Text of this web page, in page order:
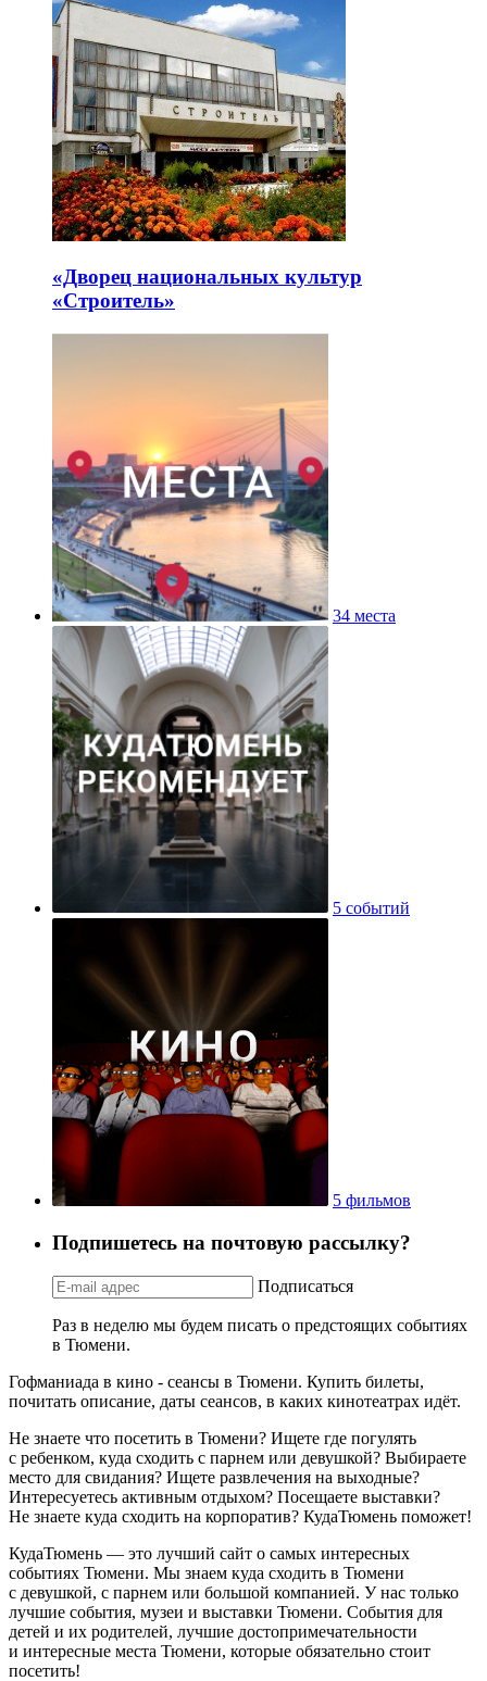
«Дворец национальных культур
«Строитель»
34 места
5 событий
5 фильмов
Подпишетесь на почтовую рассылку?
Подписаться
Раз в неделю мы будем писать о предстоящих событиях
в Тюмени.
Гофманиада в кино - сеансы в Тюмени. Купить билеты,
почитать описание, даты сеансов, в каких кинотеатрах идёт.
Не знаете что посетить в Тюмени? Ищете где погулять
с ребенком, куда сходить с парнем или девушкой? Выбираете
место для свидания? Ищете развлечения на выходные?
Интересуетесь активным отдыхом? Посещаете выставки?
Не знаете куда сходить на корпоратив? КудаТюмень поможет!
КудаТюмень — это лучший сайт о самых интересных
событиях Тюмени. Мы знаем куда сходить в Тюмени
с девушкой, с парнем или большой компанией. У нас только
лучшие события, музеи и выставки Тюмени. События для
детей и их родителей, лучшие достопримечательности
и интересные места Тюмени, которые обязательно стоит
посетить!